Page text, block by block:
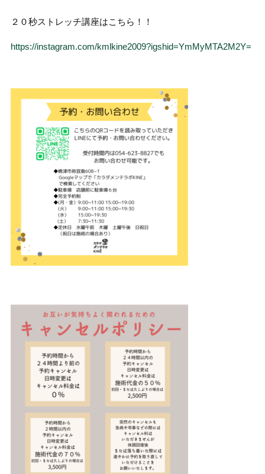
２０秒ストレッチ講座はこちら！！
https://instagram.com/kmlkine2009?igshid=YmMyMTA2M2Y=